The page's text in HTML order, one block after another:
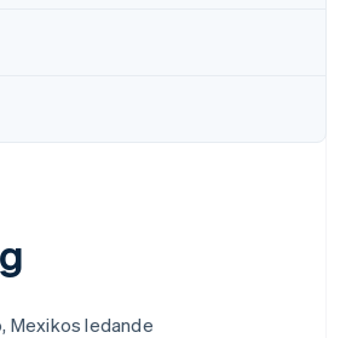
Stripe Sessions 2026
Mexikos ledande